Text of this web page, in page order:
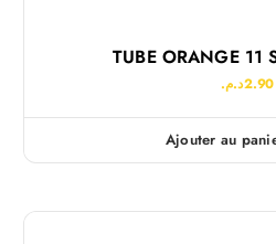
TUBE ORANGE 11
2.90د.م.
Ajouter au